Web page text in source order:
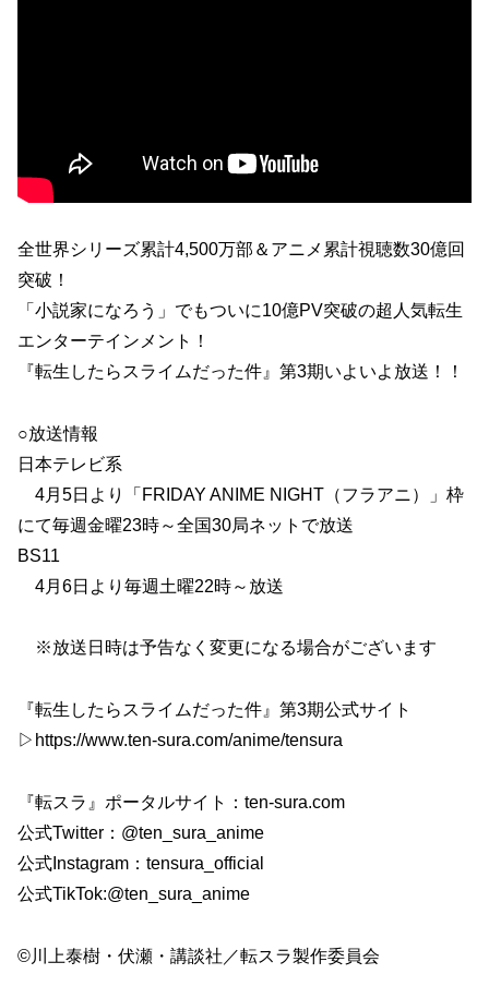
全世界シリーズ累計4,500万部＆アニメ累計視聴数30億回
突破！
「小説家になろう」でもついに10億PV突破の超人気転生
エンターテインメント！
『転生したらスライムだった件』第3期いよいよ放送！！
○放送情報
日本テレビ系
4月5日より「FRIDAY ANIME NIGHT（フラアニ）」枠
にて毎週金曜23時～全国30局ネットで放送
BS11
4月6日より毎週土曜22時～放送
※放送日時は予告なく変更になる場合がございます
『転生したらスライムだった件』第3期公式サイト
▷https://www.ten-sura.com/anime/tensura
『転スラ』ポータルサイト：ten-sura.com
公式Twitter：@ten_sura_anime
公式Instagram：tensura_official
公式TikTok:@ten_sura_anime
©川上泰樹・伏瀬・講談社／転スラ製作委員会